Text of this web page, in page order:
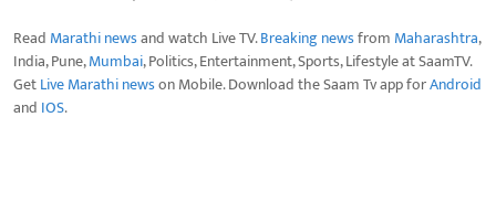
Read Marathi newsand watch Live TV.Breaking newsfrom Maharashtra,
India, Pune,Mumbai, Politics, Entertainment, Sports, Lifestyle at SaamTV.
GetLive Marathi newson Mobile. Download the Saam Tv app forAndroid
and IOS.